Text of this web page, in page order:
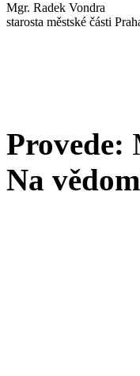
Mgr. Radek Vondra
starosta městské části
Provede:
Na